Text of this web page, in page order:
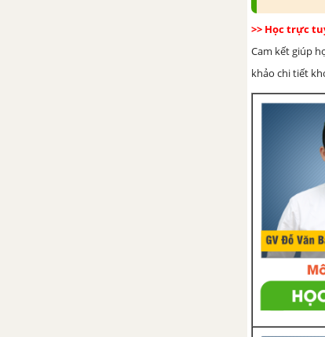
>> Học trực
Cam kết giúp
khảo chi tiết